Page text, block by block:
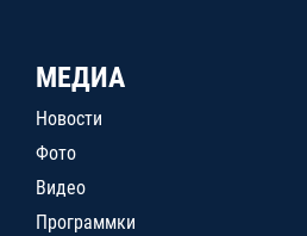
МЕДИА
Новости
Фото
Видео
Программки